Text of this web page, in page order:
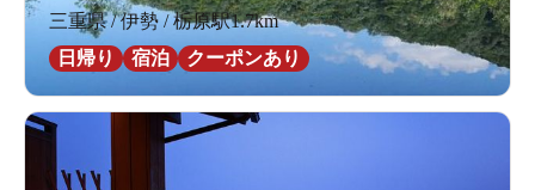
三重県 / 伊勢 / 栃原駅1.7km
日帰り
宿泊 クーポンあり